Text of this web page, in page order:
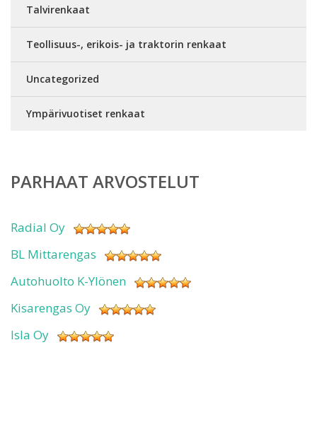
Talvirenkaat
Teollisuus-, erikois- ja traktorin renkaat
Uncategorized
Ympärivuotiset renkaat
PARHAAT ARVOSTELUT
Radial Oy
BL Mittarengas
Autohuolto K-Ylönen
Kisarengas Oy
Isla Oy